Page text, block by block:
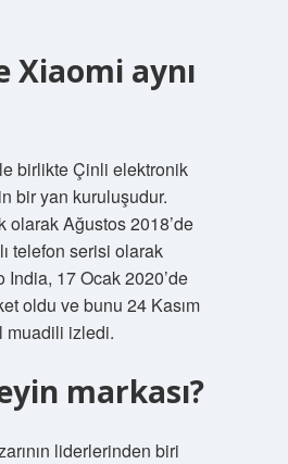
Xiaomi aynı
birlikte Çinli elektronik
bir yan kuruluşudur.
olarak Ağustos 2018’de
telefon serisi olarak
17 Ocak 2020’de
oldu ve bunu 24 Kasım
muadili izledi.
markası?
liderlerinden biri